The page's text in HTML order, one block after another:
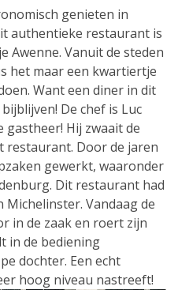
genieten in
authentieke restaurant is
Awenne. Vanuit de steden
het maar een kwartiertje
Want een diner in dit
De chef is Luc
gastheer! Hij zwaait de
restaurant. Door de jaren
gewerkt, waaronder
Dit restaurant had
Michelinster. Vandaag de
in de zaak en roert zijn
in de bediening
dochter. Een echt
hoog niveau nastreeft!